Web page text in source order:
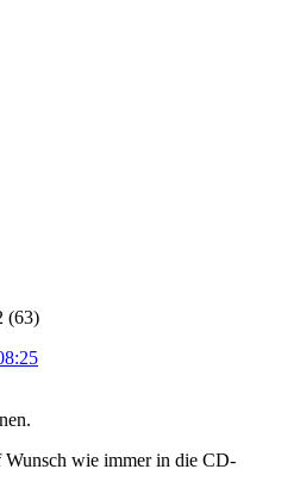
(63)
Wunsch wie immer in die CD-